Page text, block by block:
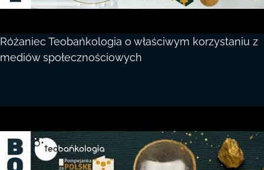
Różaniec Teobańkologia o właściwym korzystaniu z
mediów społecznościowych